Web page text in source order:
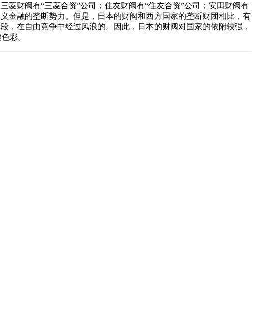
菱财阀有“三菱合资”公司；住友财阀有“住友合资”公司；安田财阀有
金融的垄断势力。但是，日本的财阀和西方国家的垄断财团相比，有
在自由竞争中经过风浪的。因此，日本的财阀对国家的依附较强，
彩。